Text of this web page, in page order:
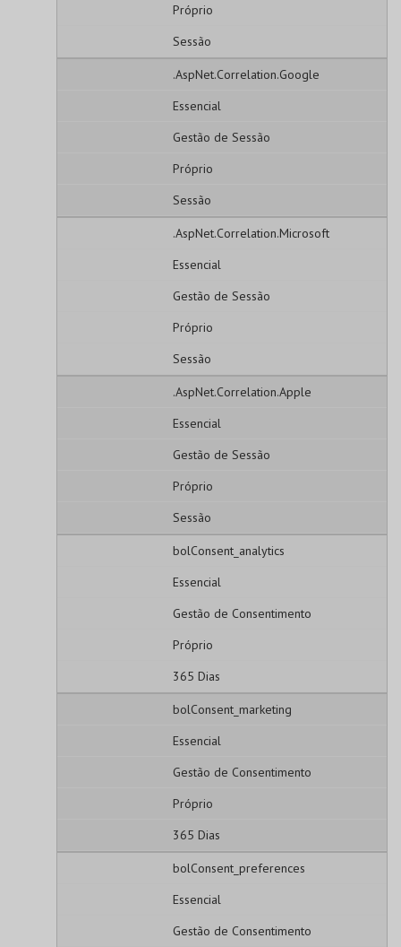
Próprio
Sessão
.AspNet.Correlation.Google
Essencial
Gestão de Sessão
Próprio
Sessão
.AspNet.Correlation.Microsoft
Essencial
Gestão de Sessão
Próprio
Sessão
.AspNet.Correlation.Apple
Essencial
Gestão de Sessão
Próprio
Sessão
bolConsent_analytics
Essencial
Gestão de Consentimento
Próprio
365 Dias
bolConsent_marketing
Essencial
Gestão de Consentimento
Próprio
365 Dias
bolConsent_preferences
Essencial
Gestão de Consentimento